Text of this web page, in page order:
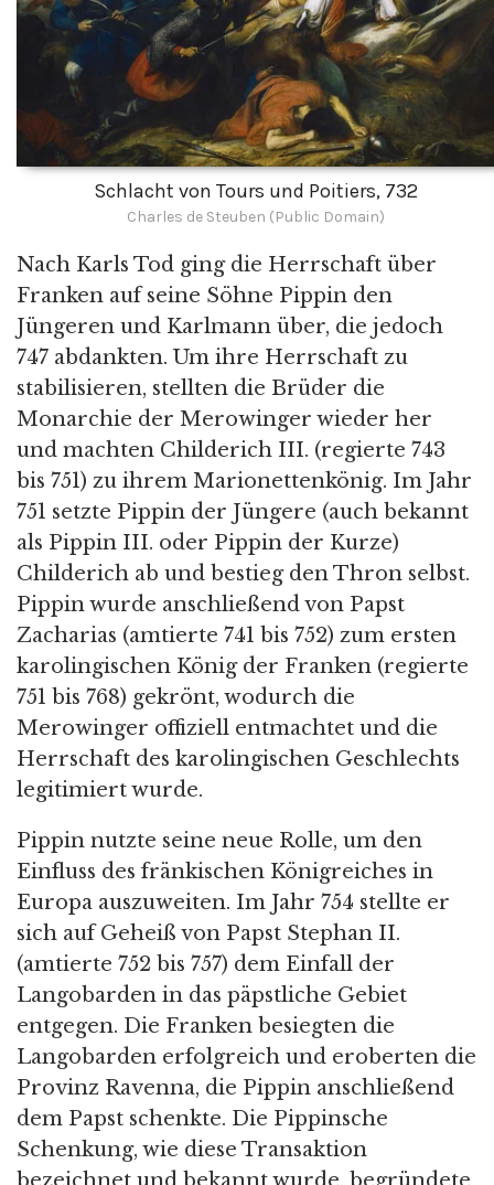
Schlacht von Tours und Poitiers, 732
Charles de Steuben (Public Domain)
Nach Karls Tod ging die Herrschaft über
Franken auf seine Söhne Pippin den
Jüngeren und Karlmann über, die jedoch
747 abdankten. Um ihre Herrschaft zu
stabilisieren, stellten die Brüder die
Monarchie der Merowinger wieder her
und machten Childerich III. (regierte 743
bis 751) zu ihrem Marionettenkönig. Im Jahr
751 setzte Pippin der Jüngere (auch bekannt
als Pippin III. oder Pippin der Kurze)
Childerich ab und bestieg den Thron selbst.
Pippin wurde anschließend von Papst
Zacharias (amtierte 741 bis 752) zum ersten
karolingischen König der Franken (regierte
751 bis 768) gekrönt, wodurch die
Merowinger offiziell entmachtet und die
Herrschaft des karolingischen Geschlechts
legitimiert wurde.
Pippin nutzte seine neue Rolle, um den
Einfluss des fränkischen Königreiches in
Europa auszuweiten. Im Jahr 754 stellte er
sich auf Geheiß von Papst Stephan II.
(amtierte 752 bis 757) dem Einfall der
Langobarden in das päpstliche Gebiet
entgegen. Die Franken besiegten die
Langobarden erfolgreich und eroberten die
Provinz Ravenna, die Pippin anschließend
dem Papst schenkte. Die Pippinsche
Schenkung, wie diese Transaktion